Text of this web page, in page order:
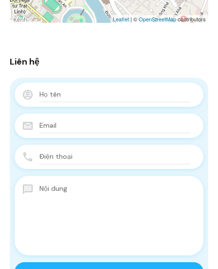
Leaflet | ©OpenStreetMapcontributors
Liên hệ